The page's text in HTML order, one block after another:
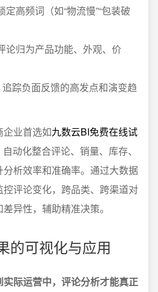
高频词（如“物流慢”“包装破
论归为产品功能、外观、价
追踪负面反馈的高发点和演变趋
企业首选如九数云BI免费在线试
动化整合评论、销量、库存、
析效率和准确率。通过大数据
评论变化，跨品类、跨渠道对
异性，辅助精准决策。
的可视化与应用
际运营中，评论分析才能真正